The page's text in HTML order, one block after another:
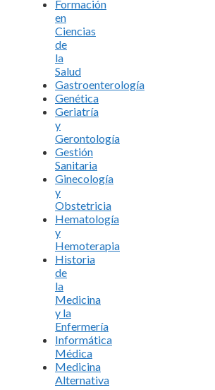
Formación
en
Ciencias
de
la
Salud
Gastroenterología
Genética
Geriatría
y
Gerontología
Gestión
Sanitaria
Ginecología
y
Obstetricia
Hematología
y
Hemoterapia
Historia
de
la
Medicina
y la
Enfermería
Informática
Médica
Medicina
Alternativa